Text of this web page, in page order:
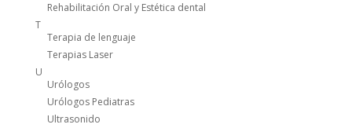
Rehabilitación Oral y Estética dental
T
Terapia de lenguaje
Terapias Laser
U
Urólogos
Urólogos Pediatras
Ultrasonido